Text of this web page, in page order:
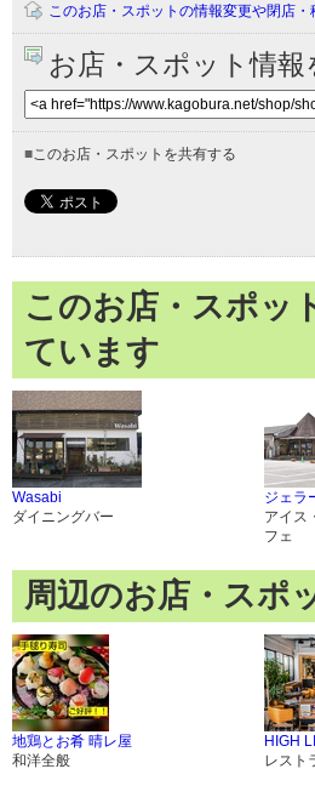
このお店・スポットの情報変更や閉店・
お店・スポット情
■このお店・スポットを共有する
このお店・スポッ
ています
Wasabi
ダイニングバー
ジェラ
アイス
フェ
周辺のお店・スポ
地鶏とお肴 晴レ屋
和洋全般
HIGH
レスト